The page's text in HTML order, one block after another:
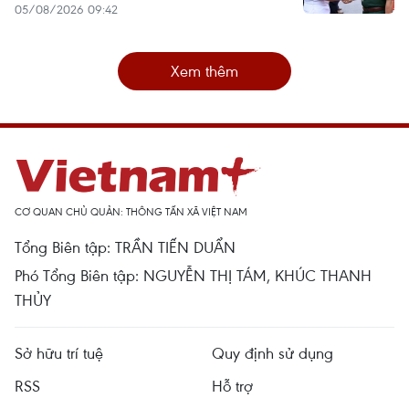
05/08/2026 09:42
Xem thêm
CƠ QUAN CHỦ QUẢN: THÔNG TẤN XÃ VIỆT NAM
Tổng Biên tập: TRẦN TIẾN DUẨN
Phó Tổng Biên tập: NGUYỄN THỊ TÁM, KHÚC THANH
THỦY
Sở hữu trí tuệ
Quy định sử dụng
RSS
Hỗ trợ